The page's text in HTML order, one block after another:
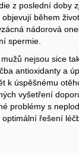
z poslední doby
během
nádorová
spermie.
nejsou sice
antioxidanty a
k úspěšnému
vyšetření
problémy s
řešení